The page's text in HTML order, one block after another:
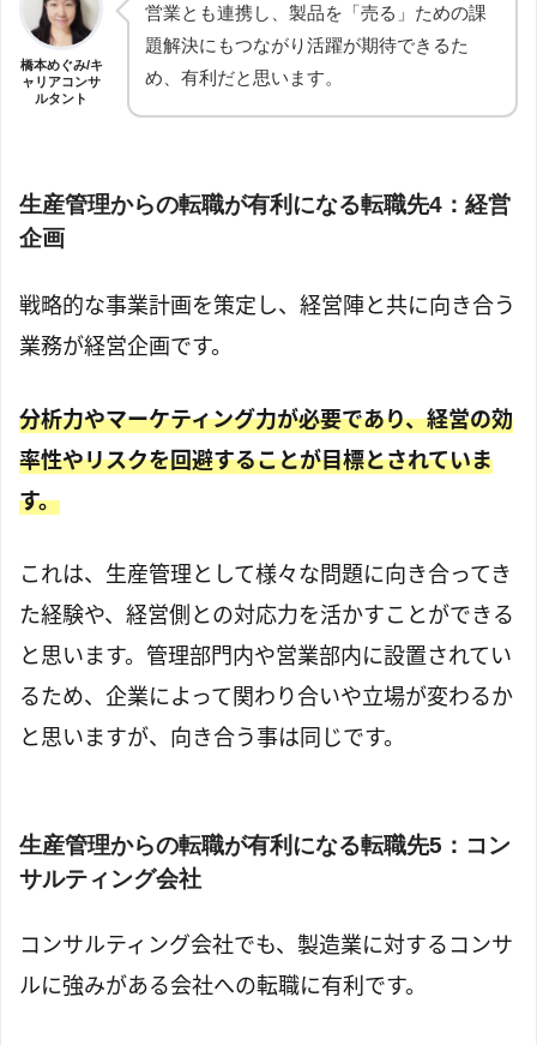
橋本めぐみ/キ
ャリアコンサ
ルタント
営業とも連携し、製品を「売る」ための課
題解決にもつながり活躍が期待できるた
め、有利だと思います。
生産管理からの転職が有利になる転職先4：経営
企画
戦略的な事業計画を策定し、経営陣と共に向き合う
業務が経営企画です。
分析力やマーケティング力が必要であり、経営の効
率性やリスクを回避することが目標とされていま
す。
これは、生産管理として様々な問題に向き合ってき
た経験や、経営側との対応力を活かすことができる
と思います。管理部門内や営業部内に設置されてい
るため、企業によって関わり合いや立場が変わるか
と思いますが、向き合う事は同じです。
生産管理からの転職が有利になる転職先5：コン
サルティング会社
コンサルティング会社でも、製造業に対するコンサ
ルに強みがある会社への転職に有利です。